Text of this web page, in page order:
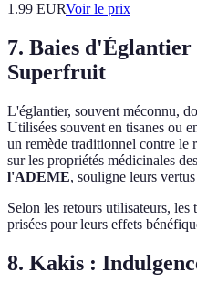
1.99 EURVoir le prix
7. Baies
Superfruit
L'églantier, souvent méconnu,
Utilisées souvent en tisanes ou
un remède traditionnel contre le
sur les propriétés médicinales
l'ADEME, souligne leurs
Selon les retours utilisateurs, les
prisées pour leurs effets
8. Kakis :